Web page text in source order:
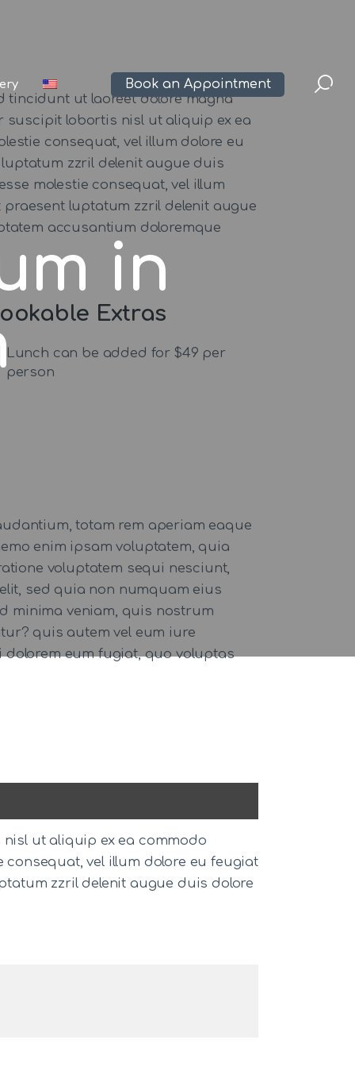
Book an Appointment
in
tincidunt ut laoreet dolore magna
suscipit lobortis nisl ut aliquip ex ea
consequat, vel illum dolore eu
zzril delenit augue duis
molestie consequat, vel illum
luptatum zzril delenit augue
accusantium doloremque
Extras
Lunch can be added for $49 per
person
totam rem aperiam eaque
enim ipsam voluptatem, quia
voluptatem sequi nesciunt,
sed quia non numquam eius
minima veniam, quis nostrum
quis autem vel eum iure
dolorem eum fugiat, quo voluptas
ut aliquip ex ea commodo
vel illum dolore eu feugiat
zzril delenit augue duis dolore